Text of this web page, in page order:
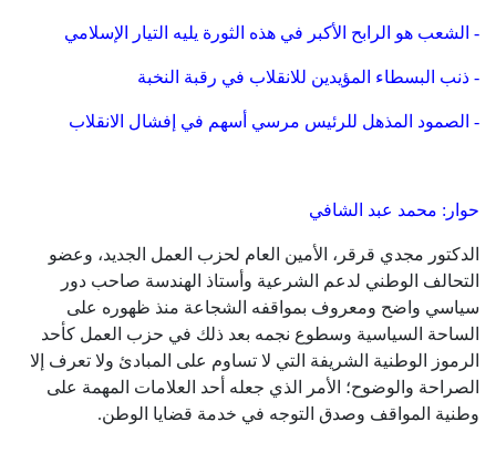
- الشعب هو الرابح الأكبر في هذه الثورة يليه التيار الإسلامي
- ذنب البسطاء المؤيدين للانقلاب في رقبة النخبة
- الصمود المذهل للرئيس مرسي أسهم في إفشال الانقلاب
حوار: محمد عبد الشافي
الدكتور مجدي قرقر، الأمين العام لحزب العمل الجديد، وعضو
التحالف الوطني لدعم الشرعية وأستاذ الهندسة صاحب دور
سياسي واضح ومعروف بمواقفه الشجاعة منذ ظهوره على
الساحة السياسية وسطوع نجمه بعد ذلك في حزب العمل كأحد
الرموز الوطنية الشريفة التي لا تساوم على المبادئ ولا تعرف إلا
الصراحة والوضوح؛ الأمر الذي جعله أحد العلامات المهمة على
وطنية المواقف وصدق التوجه في خدمة قضايا الوطن.